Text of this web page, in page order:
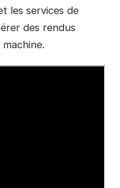
les services de
des rendus